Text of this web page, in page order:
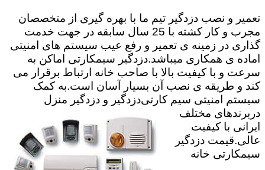
تعمیر و نصب دزدگیر تیم ما با بهره گیری از متخصصان
مجرب و کار کشته با 25 سال سابقه در جهت خدمت
گذاری در زمینه ی تعمیر و رفع عیب سیستم های امنیتی
اماده ی همکاری میباشد.دزدگیر سیمکارتی اماکن به
سرعت و با کیفیت بالا با صاحب خانه ارتباط برقرار می
کند و طریقه ی نصب آن بسیار آسان است.به کمک
سیستم امنیتی سیم کارتیدزدگیر و دزدگیر منزل
دربرندهای مختلف
ایرانی با کیفیت
عالی.قیمت دزدگیر
سیمکارتی خانه